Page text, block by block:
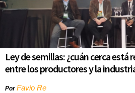
Ley de semillas: ¿cuán cerca
entre los productores y la
PorFavio Re